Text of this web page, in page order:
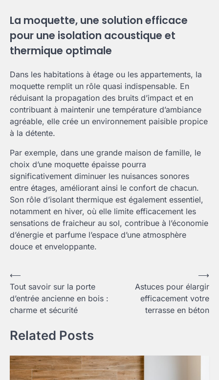
La moquette, une solution efficace
pour une isolation acoustique et
thermique optimale
Dans les habitations à étage ou les appartements, la
moquette remplit un rôle quasi indispensable. En
réduisant la propagation des bruits d’impact et en
contribuant à maintenir une température d’ambiance
agréable, elle crée un environnement paisible propice
à la détente.
Par exemple, dans une grande maison de famille, le
choix d’une moquette épaisse pourra
significativement diminuer les nuisances sonores
entre étages, améliorant ainsi le confort de chacun.
Son rôle d’isolant thermique est également essentiel,
notamment en hiver, où elle limite efficacement les
sensations de fraicheur au sol, contribue à l’économie
d’énergie et parfume l’espace d’une atmosphère
douce et enveloppante.
Navigation
de
l’article
⟵
Tout savoir sur la porte
d’entrée ancienne en bois :
charme et sécurité
Astuces pour élargir
efficacement votre
terrasse en béton
⟶
Related Posts